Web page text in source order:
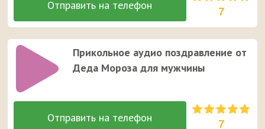
7
Прикольное аудио поздравление от
Деда Мороза для мужчины
7